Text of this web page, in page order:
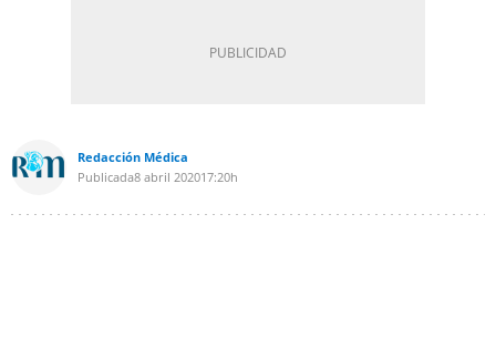
Redacción Médica
Publicada8 abril 202017:20h